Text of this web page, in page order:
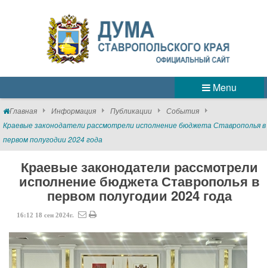
Menu
Главная Информация Публикации
События
Краевые законодатели рассмотрели исполнение бюджета Ставрополья в
первом полугодии 2024 года
Краевые законодатели рассмотрели
исполнение бюджета Ставрополья в
первом полугодии 2024 года
16:12 18 сен 2024г.